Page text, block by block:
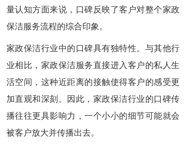
量认知方面来说，口碑反映了客户对整个家政
保洁服务流程的综合印象。
家政保洁行业中的口碑具有独特性。与其他行
业相比，家政保洁服务直接进入客户的私人生
活空间，这种近距离的接触使得客户的感受更
加直观和深刻。因此，家政保洁行业的口碑传
播往往更具影响力，一个小小的细节可能就会
被客户放大并传播出去。